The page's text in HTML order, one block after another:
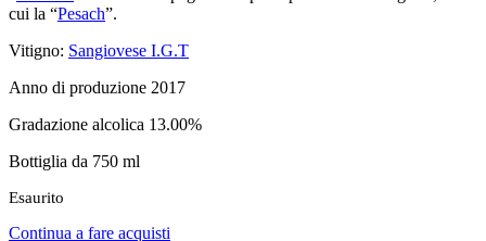
cui la “Pesach”.
Vitigno: Sangiovese I.G.T
Anno di produzione 2017
Gradazione alcolica 13.00%
Bottiglia da 750 ml
Esaurito
Continua a fare acquisti